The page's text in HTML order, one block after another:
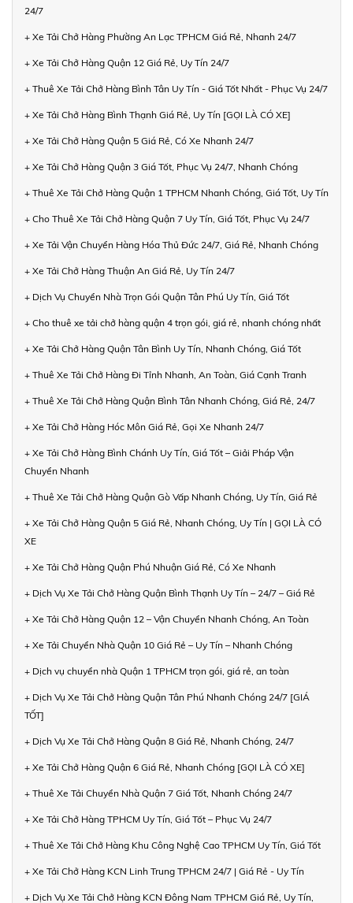
24/7
+ Xe Tải Chở Hàng Phường An Lạc TPHCM Giá Rẻ, Nhanh 24/7
+ Xe Tải Chở Hàng Quận 12 Giá Rẻ, Uy Tín 24/7
+ Thuê Xe Tải Chở Hàng Bình Tân Uy Tín - Giá Tốt Nhất - Phục Vụ 24/7
+ Xe Tải Chở Hàng Bình Thạnh Giá Rẻ, Uy Tín [GỌI LÀ CÓ XE]
+ Xe Tải Chở Hàng Quận 5 Giá Rẻ, Có Xe Nhanh 24/7
+ Xe Tải Chở Hàng Quận 3 Giá Tốt, Phục Vụ 24/7, Nhanh Chóng
+ Thuê Xe Tải Chở Hàng Quận 1 TPHCM Nhanh Chóng, Giá Tốt, Uy Tín
+ Cho Thuê Xe Tải Chở Hàng Quận 7 Uy Tín, Giá Tốt, Phục Vụ 24/7
+ Xe Tải Vận Chuyển Hàng Hóa Thủ Đức 24/7, Giá Rẻ, Nhanh Chóng
+ Xe Tải Chở Hàng Thuận An Giá Rẻ, Uy Tín 24/7
+ Dịch Vụ Chuyển Nhà Trọn Gói Quận Tân Phú Uy Tín, Giá Tốt
+ Cho thuê xe tải chở hàng quận 4 trọn gói, giá rẻ, nhanh chóng nhất
+ Xe Tải Chở Hàng Quận Tân Bình Uy Tín, Nhanh Chóng, Giá Tốt
+ Thuê Xe Tải Chở Hàng Đi Tỉnh Nhanh, An Toàn, Giá Cạnh Tranh
+ Thuê Xe Tải Chở Hàng Quận Bình Tân Nhanh Chóng, Giá Rẻ, 24/7
+ Xe Tải Chở Hàng Hóc Môn Giá Rẻ, Gọi Xe Nhanh 24/7
+ Xe Tải Chở Hàng Bình Chánh Uy Tín, Giá Tốt – Giải Pháp Vận
Chuyển Nhanh
+ Thuê Xe Tải Chở Hàng Quận Gò Vấp Nhanh Chóng, Uy Tín, Giá Rẻ
+ Xe Tải Chở Hàng Quận 5 Giá Rẻ, Nhanh Chóng, Uy Tín | GỌI LÀ CÓ
XE
+ Xe Tải Chở Hàng Quận Phú Nhuận Giá Rẻ, Có Xe Nhanh
+ Dịch Vụ Xe Tải Chở Hàng Quận Bình Thạnh Uy Tín – 24/7 – Giá Rẻ
+ Xe Tải Chở Hàng Quận 12 – Vận Chuyển Nhanh Chóng, An Toàn
+ Xe Tải Chuyển Nhà Quận 10 Giá Rẻ – Uy Tín – Nhanh Chóng
+ Dịch vụ chuyển nhà Quận 1 TPHCM trọn gói, giá rẻ, an toàn
+ Dịch Vụ Xe Tải Chở Hàng Quận Tân Phú Nhanh Chóng 24/7 [GIÁ
TỐT]
+ Dịch Vụ Xe Tải Chở Hàng Quận 8 Giá Rẻ, Nhanh Chóng, 24/7
+ Xe Tải Chở Hàng Quận 6 Giá Rẻ, Nhanh Chóng [GỌI LÀ CÓ XE]
+ Thuê Xe Tải Chuyển Nhà Quận 7 Giá Tốt, Nhanh Chóng 24/7
+ Xe Tải Chở Hàng TPHCM Uy Tín, Giá Tốt – Phục Vụ 24/7
+ Thuê Xe Tải Chở Hàng Khu Công Nghệ Cao TPHCM Uy Tín, Giá Tốt
+ Xe Tải Chở Hàng KCN Linh Trung TPHCM 24/7 | Giá Rẻ - Uy Tín
+ Dịch Vụ Xe Tải Chở Hàng KCN Đông Nam TPHCM Giá Rẻ, Uy Tín,